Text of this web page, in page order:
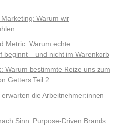
Warum wir
Metric: Warum echte
beginnt – und nicht im Warenkorb
Warum bestimmte Reize uns zum
Getters Teil 2
die Arbeitnehmer:innen
Sinn: Purpose-Driven Brands